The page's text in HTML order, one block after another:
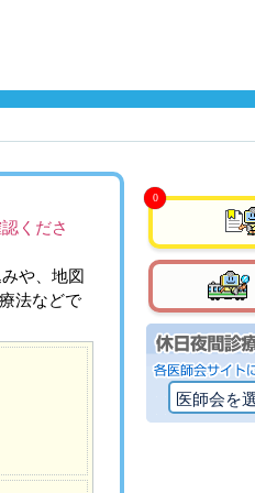
くださ
や、地図
法などで